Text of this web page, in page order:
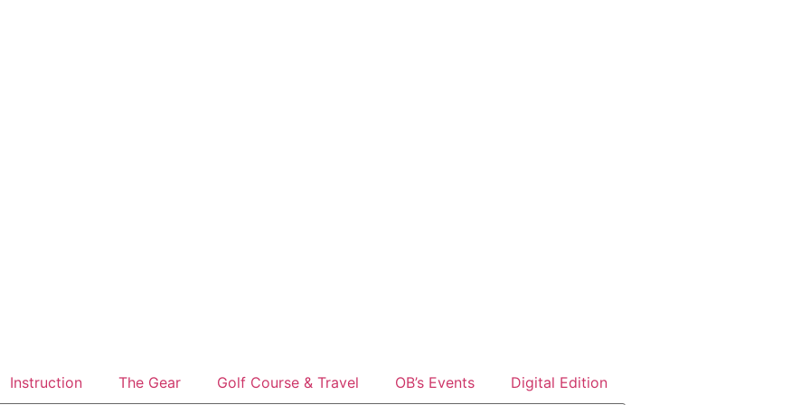
Instruction The Gear Golf Course & Travel OB’s Events Digital Edition